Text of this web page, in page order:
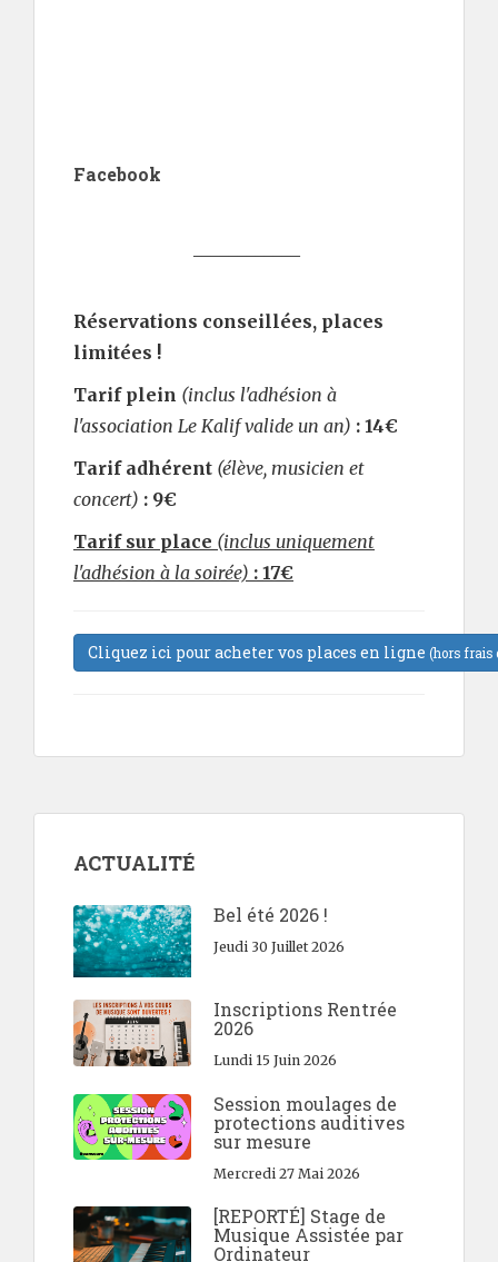
Facebook
Réservations conseillées, places
limitées !
Tarif plein (inclus l'adhésion à
l'association Le Kalif valide un an) : 14€
Tarif adhérent (élève, musicien et
concert) : 9€
Tarif sur place (inclus uniquement
l'adhésion à la soirée) : 17€
Cliquez ici pour acheter vos places en ligne (hors frais
ACTUALITÉ
Bel été 2026 !
Jeudi 30 Juillet 2026
Inscriptions Rentrée
2026
Lundi 15 Juin 2026
Session moulages de
protections auditives
sur mesure
Mercredi 27 Mai 2026
[REPORTÉ] Stage de
Musique Assistée par
Ordinateur